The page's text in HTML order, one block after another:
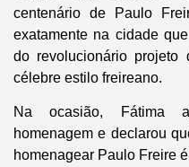
centenário de Paulo
exatamente na cidade
do revolucionário projeto
célebre estilo freireano.
Na ocasião, Fátima
homenagem e declarou
homenagear Paulo Freire